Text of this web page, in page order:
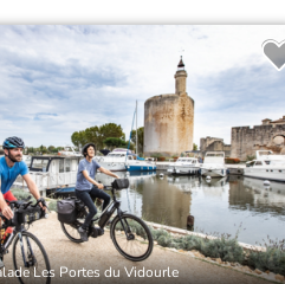
Les Portes du Vidourle